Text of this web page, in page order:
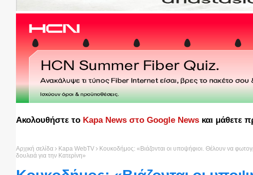
Ακολουθήστε το Kapa News στο Google News και μάθετε
Αρχική σελίδα Kapa WebTV
Κουκοδήμος: «Βιάζονται οι υποψήφιοι. Θέλουν να
δουλειά για την Κατερίνη»